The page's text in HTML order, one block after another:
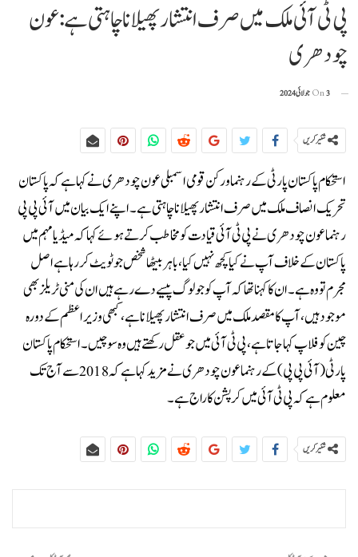
پی ٹی آئی ملک میں صرف انتشار پھیلانا چاہتی ہے: عون
چودھری
On3 جولائی 2024
شئیر کریں
استحکام پاکستان پارٹی کے رہنما و رکن قومی اسمبلی عون چودھری نے کہا ہے کہ پاکستان
تحریک انصاف ملک میں صرف انتشار پھیلانا چاہتی ہے۔اپنے ایک بیان میں آئی پی پی
رہنما عون چودھری نے پی ٹی آئی قیادت کو مخاطب کرتے ہوئے کہا کہ میڈیا مہم میں
پاکستان کے خلاف آپ نے کیا کچھ نہیں کیا، باہر بیٹھا شخص جو ٹویٹ کررہا ہے اصل
مجرم تو وہ ہے۔ان کا کہنا تھا کہ آپ کو جو لوگ پیسے دے رہے ہیں ان کی منی ٹریلز بھی
موجود ہیں، آپ کا مقصد ملک میں صرف انتشار پھیلانا ہے، کبھی وزیراعظم کے دورہ
چین کو فلاپ کہا جاتا ہے، پی ٹی آئی میں جو عقل رکھتے ہیں وہ سوچیں۔استحکام پاکستان
پارٹی (آئی پی پی ) کے رہنما عون چودھری نے مزیدکہا ہے کہ 2018 سے آج تک
معلوم ہے کہ پی ٹی آئی میں کرپشن کا راج ہے۔
شئیر کریں